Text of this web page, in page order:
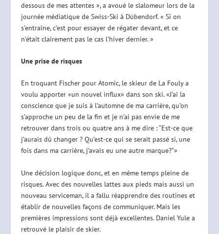
dessous de mes attentes », a avoué le slalomeur lors de la
journée médiatique de Swiss-Ski à Dübendorf. « Si on
s’entraîne, c’est pour essayer de régater devant, et ce
n’était clairement pas le cas l’hiver dernier. »
Une prise de risques
En troquant Fischer pour Atomic, le skieur de La Fouly a
voulu apporter «un nouvel influx» dans son ski. «J’ai la
conscience que je suis à l’automne de ma carrière, qu’on
s’approche un peu de la fin et je n’ai pas envie de me
retrouver dans trois ou quatre ans à me dire : “Est-ce que
j’aurais dû changer ? Qu’est-ce qui se serait passé si, une
fois dans ma carrière, j’avais eu une autre marque?”»
Une décision logique donc, et en même temps pleine de
risques. Avec des nouvelles lattes aux pieds mais aussi un
nouveau serviceman, il a fallu réapprendre des routines et
établir de nouvelles façons de communiquer. Mais les
premières impressions sont déjà excellentes. Daniel Yule a
retrouvé le plaisir de skier.